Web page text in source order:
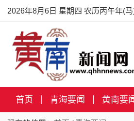
2026年8月6日 星期四 农历丙午年(
首页 青海要闻 黄南要